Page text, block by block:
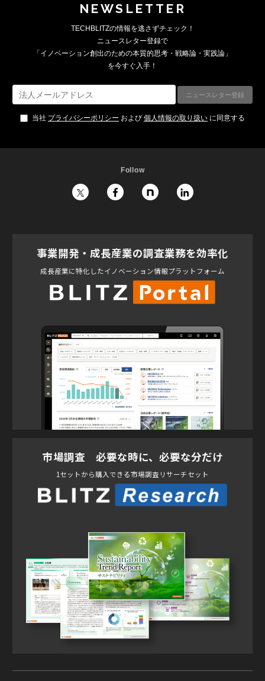
NEWSLETTER
TECHBLITZの情報を逃さずチェック！
ニュースレター登録で
「イノベーション創出のための本質的思考・戦略論・実践論」
を今すぐ入手！
当社 プライバシーポリシー および 個人情報の取り扱い に同意する
Follow
事業開発・成長産業の調査業務を効率化
成長産業に特化したイノベーション情報プラットフォーム
市場調査 必要な時に、必要な分だけ
1セットから購入できる市場調査リサーチセット